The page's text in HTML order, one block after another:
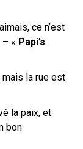
ce n’est
« Papi’s
mais la rue est
la paix, et
bon